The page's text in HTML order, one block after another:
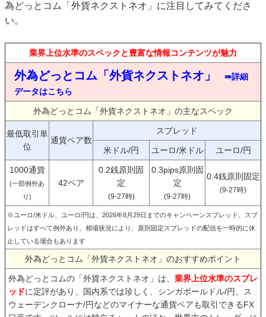
為どっとコム「外貨ネクストネオ」に注目してみてくださ
い。
業界上位水準のスペックと豊富な情報コンテンツが魅力
外為どっとコム「外貨ネクストネオ」
⇛詳細
データはこちら
外為どっとコム「外貨ネクストネオ」の主なスペック
最低取引単
位
通貨ペア数
スプレッド
米ドル/円 ユーロ/米ドル ユーロ/円
1000通貨
(一部例外あ
り)
42ペア
0.2銭原則固
定
(9-27時)
0.3pips原則固
定
(9-27時)
0.4銭原則固定
(9-27時)
※ユーロ/米ドル、ユーロ/円は、2026年8月29日までのキャンペーンスプレッド。スプ
レッドはすべて例外あり。相場状況により、原則固定スプレッドの配信を一時的に休
止している場合もあります
外為どっとコム「外貨ネクストネオ」のおすすめポイント
外為どっとコムの「外貨ネクストネオ」は、 業界上位水準のスプレ
ッドに定評があり、国内系では珍しく、シンガポールドル/円、ス
ウェーデンクローナ/円などのマイナーな通貨ペアも取引できるFX